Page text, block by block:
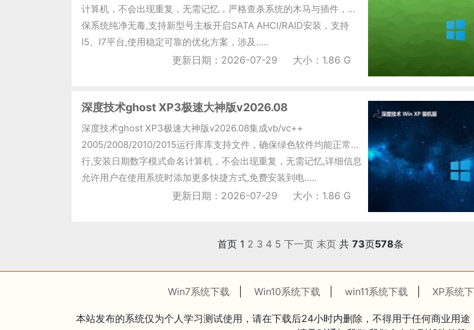
计算机，不会出现重复，无需记忆，严格查杀系统的木马与插件，确
保系统纯净无毒,支持新型号主板开启SATA AHCI/RAID安装，支持
I5、I7平台,使用稳定可靠的优化方案，涉及.....
更新日期：2026-07-29 大小：1.86 G
深度技术ghost XP3极速大神版v2026.08
深度技术ghost XP3极速大神版v2026.08集成vb/vc++
2005/2008/2010/2015运行库库支持文件，确保绿色软件均能正常运
行,安装日期数字模式命名计算机，不会出现重复，无需记忆,详细信息
允许用户在使用系统时添加更多快捷方式,免费安装到电.....
更新日期：2026-07-29 大小：1.86 G
首页 1 2 3 4 5 下一页 末页 共 73页578条
Win7系统下载 Win10系统下载 win11系统下载 XP系统
本站发布的系统仅为个人学习测试使用，请在下载后24小时内删除，不得用于任何商业用